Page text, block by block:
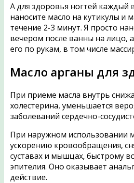
А для здоровья ногтей каждый
наносите масло на кутикулы и
течение 2-3 минут. Я просто
вечером после ванны на лицо,
его по рукам, в том числе
Масло арганы для
При приеме масла внутрь
холестерина, уменьшается
заболеваний сердечно-
При наружном использовании
ускорению кровообращения,
суставах и мышцах, быстрому
эпителия. Оно оказывает
действие.